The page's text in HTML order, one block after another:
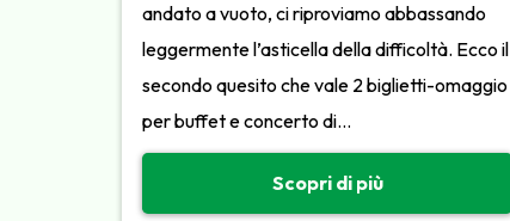
andato a vuoto, ci riproviamo abbassando
leggermente l’asticella della difficoltà. Ecco il
secondo quesito che vale 2 biglietti-omaggio
per buffet e concerto di…
Scopri di più